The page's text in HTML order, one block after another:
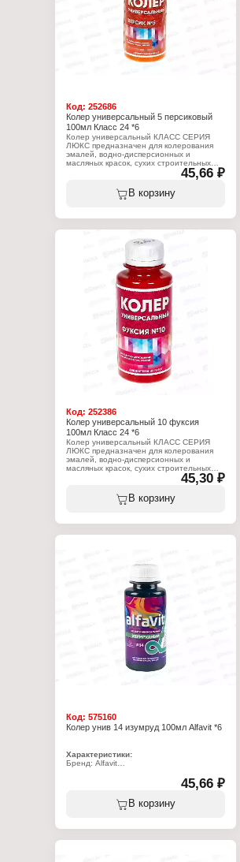
Цвет: № 25 Зеленое яблоко
Состав: пигменты, функциональные
добавки, консервант в таре, вода
Код: 252686
Колер универсальный 5 персиковый
100мл Класс 24 *6
Колер универсальный КЛАСС СЕРИЯ
ЛЮКС предназначен для колерования
эмалей, водно-дисперсионных и
масляных красок, сухих строительных
смесей, растворов, побелочных и других
составов. Применяется для внутренних и
наружных работ. Позволяет получить
неограниченное количество цветов и
Производитель: Континенталь
Торговая марка: КЛАСС
Линейка: Класс 24
Тип товара: Колер
Назначение: универсальный, для красок
Виды работ: для внутренних и наружных
Цвет: № 5 Персик
Состав: пигменты, функциональные
добавки, консервант в таре, вода
Объем: 100 мл
45,66 ₽
В корзину
Код: 252386
Колер универсальный 10 фуксия
100мл Класс 24 *6
Колер универсальный КЛАСС СЕРИЯ
ЛЮКС предназначен для колерования
эмалей, водно-дисперсионных и
масляных красок, сухих строительных
смесей, растворов, побелочных и других
составов. Применяется для внутренних и
наружных работ. Позволяет получить
неограниченное количество цветов и
Производитель: Континенталь
Линейка: Класс 24
Назначение: универсальный, для красок
Виды работ: для внутренних и наружных
Цвет: № 10 Фуксия
Состав: пигменты, функциональные
добавки, консервант в таре, вода
45,30 ₽
В корзину
Код: 575160
Колер унив 14 изумруд 100мл Alfavit *6
Характеристики:
Бренд: Alfavit
Назначение: для эмалей, водно-
дисперсионных и масляных красок
Цвет: №14 изумруд
Объем: 100 мл
Рекомендуемое добавление: не более
45,66 ₽
В корзину